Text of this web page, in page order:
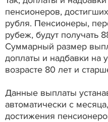
пенсионеров,
рубля. Пенсионеры,
рубеж, будут получать
Суммарный размер
доплаты и надбавки на
возрасте 80 лет и
Данные выплаты
автоматически с
достижения